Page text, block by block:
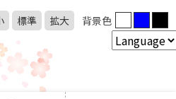
標準 拡大 背景色